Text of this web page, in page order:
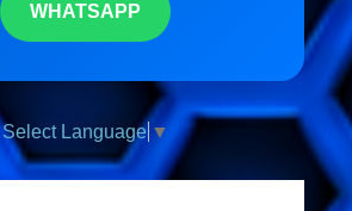
WHATSAPP
Select Language ▼